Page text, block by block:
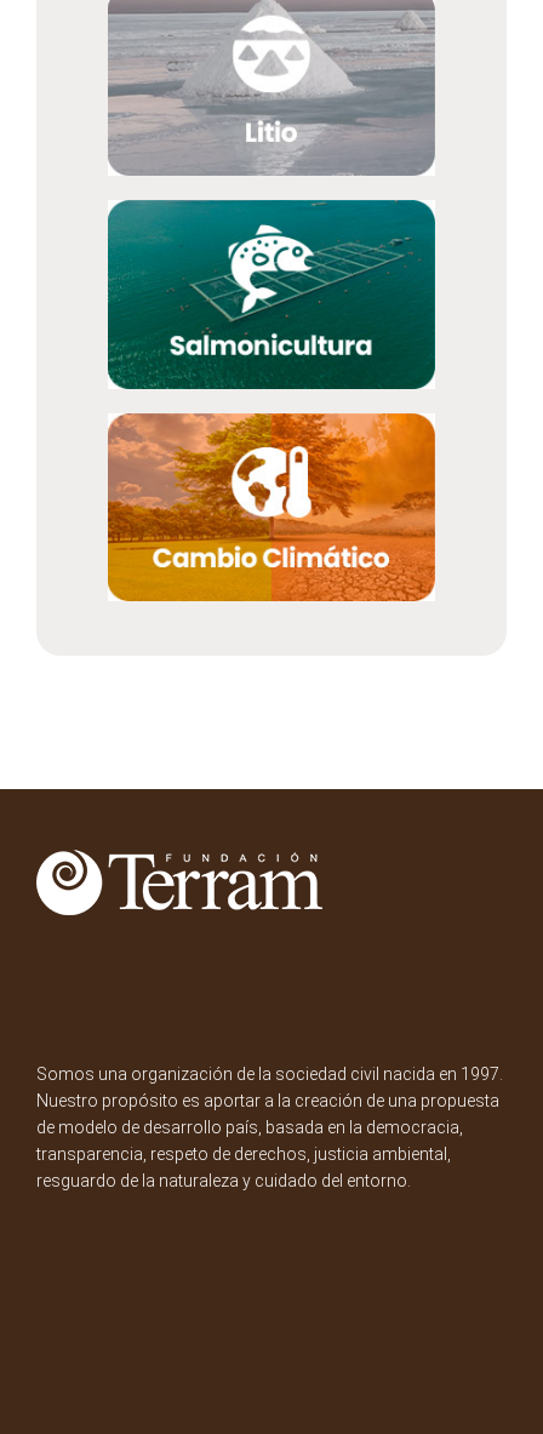
Somos una organización de la sociedad civil nacida en 1997.
Nuestro propósito es aportar a la creación de una propuesta
de modelo de desarrollo país, basada en la democracia,
transparencia, respeto de derechos, justicia ambiental,
resguardo de la naturaleza y cuidado del entorno.